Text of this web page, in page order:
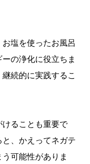
塩を使ったお風呂
の浄化に役立ちま
続的に実践するこ
けることも重要で
、かえってネガテ
可能性がありま